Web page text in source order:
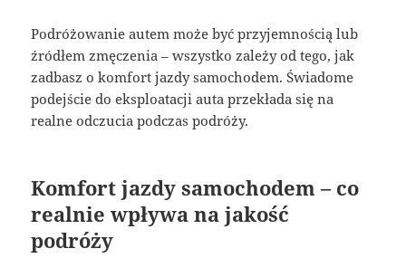
Podróżowanie autem może być przyjemnością lub
źródłem zmęczenia – wszystko zależy od tego, jak
zadbasz o komfort jazdy samochodem. Świadome
podejście do eksploatacji auta przekłada się na
realne odczucia podczas podróży.
Komfort jazdy samochodem – co
realnie wpływa na jakość
podróży